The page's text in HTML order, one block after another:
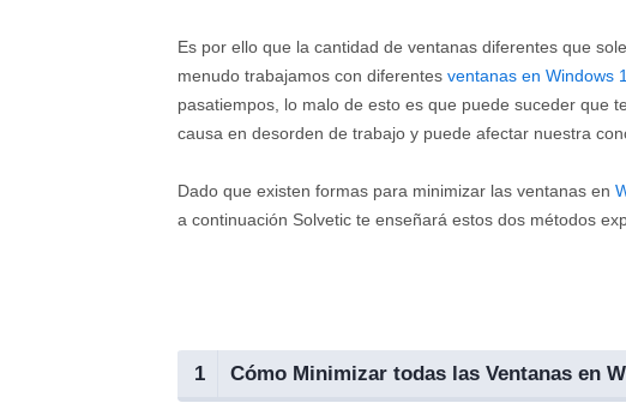
Es por ello que la cantidad de ventanas diferentes que
menudo trabajamos con diferentes ventanas en Windows
pasatiempos, lo malo de esto es que puede suceder que
causa en desorden de trabajo y puede afectar nuestra
Dado que existen formas para minimizar las ventanas en
a continuación Solvetic te enseñará estos dos métodos
1 Cómo Minimizar todas las Ventanas en